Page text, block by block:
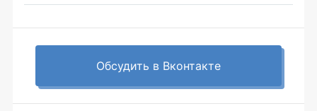
Обсудить в Вконтакте